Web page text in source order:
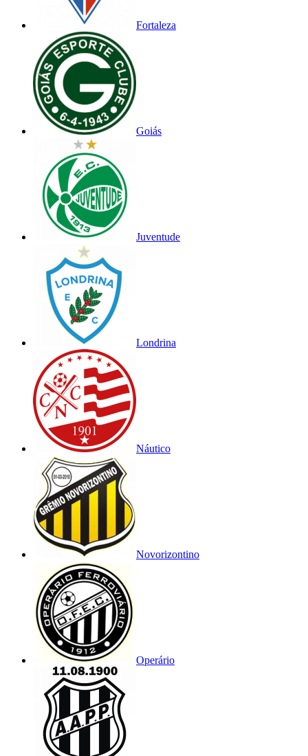
Fortaleza
Goiás
Juventude
Londrina
Náutico
Novorizontino
Operário